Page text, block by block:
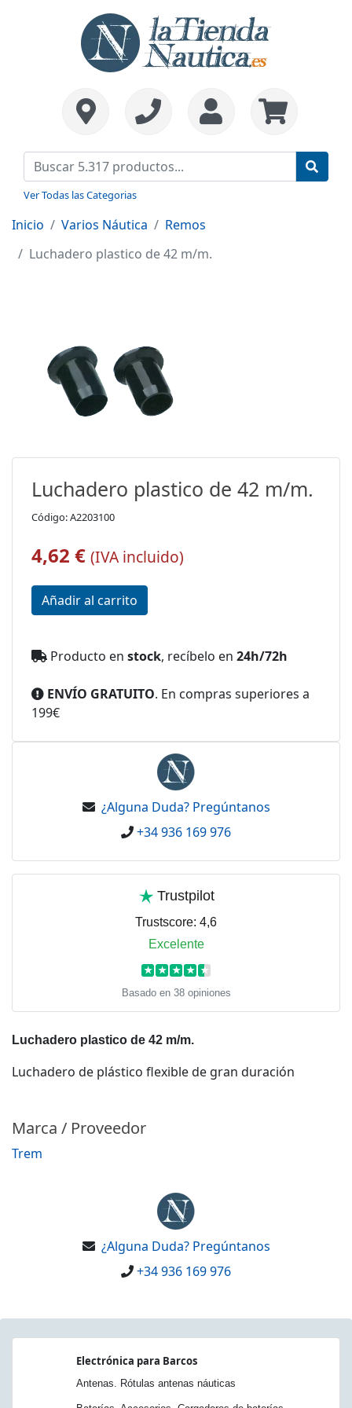
Ver Todas las Categorias
Inicio Varios Náutica
Remos
Luchadero plastico de 42 m/m.
Luchadero plastico de 42 m/m.
Código: A2203100
4,62 € (IVA incluido)
Producto en stock, recíbelo en 24h/72h
ENVÍO GRATUITO. En compras superiores a
199€
¿Alguna Duda? Pregúntanos
+34 936 169 976
Trustpilot
Trustscore: 4,6
Excelente
★ ★ ★ ★ ★
Basado en 38 opiniones
Luchadero plastico de 42 m/m.
Luchadero de plástico flexible de gran duración
Marca / Proveedor
Trem
¿Alguna Duda? Pregúntanos
+34 936 169 976
Electrónica para Barcos
Antenas. Rótulas antenas náuticas